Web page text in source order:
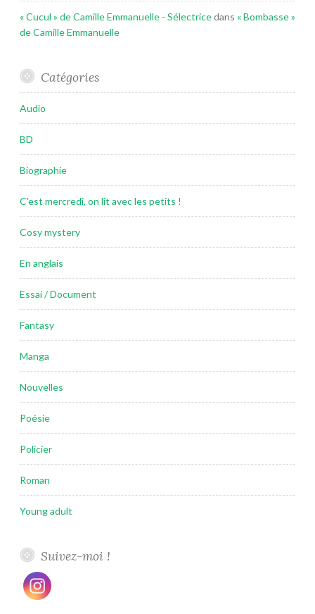
« Cucul » de Camille Emmanuelle - Sélectricedans « Bombasse »
de Camille Emmanuelle
Catégories
Audio
BD
Biographie
C'est mercredi, on lit avec les petits !
Cosy mystery
En anglais
Essai / Document
Fantasy
Manga
Nouvelles
Poésie
Policier
Roman
Young adult
Suivez-moi !